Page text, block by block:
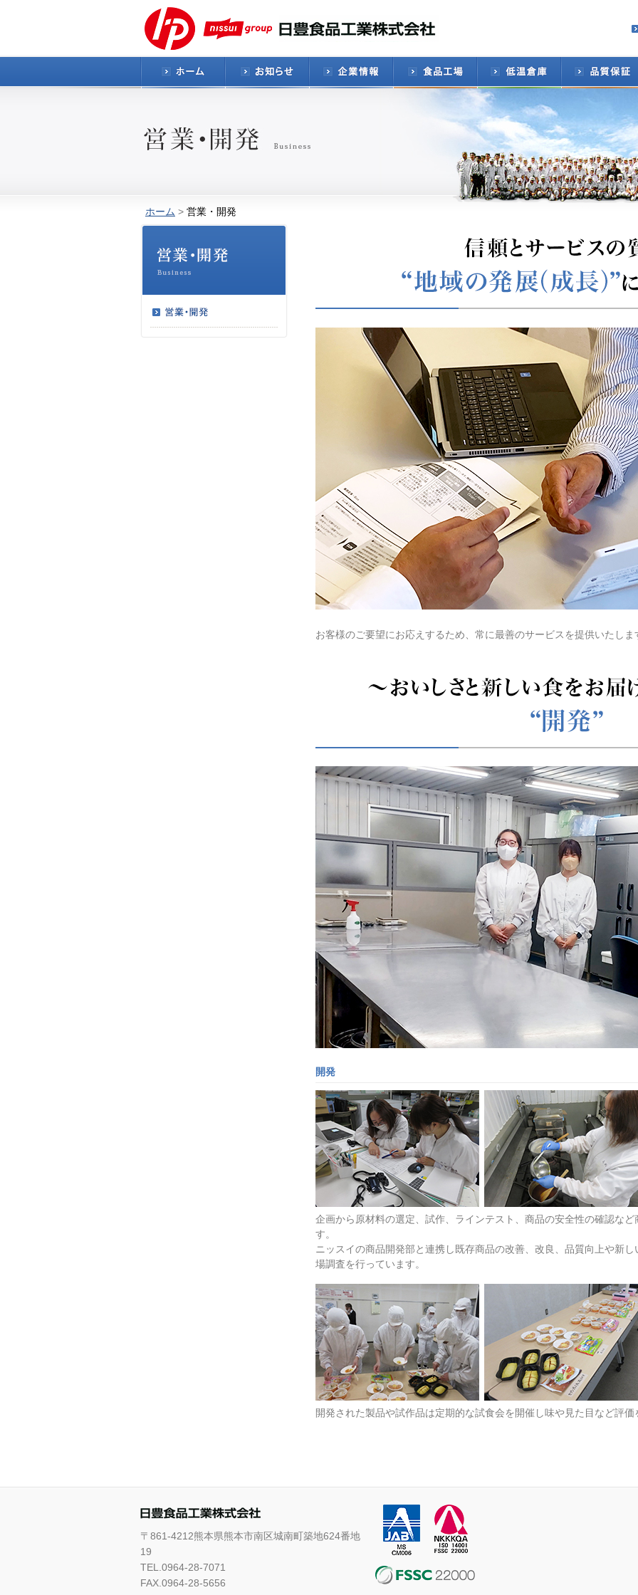
ホーム > 営業・開発
お客様のご要望にお応えするため、常に最善のサービスを提供いたしま
開発
企画から原材料の選定、試作、ラインテスト、商品の安全性の確認な
す。
ニッスイの商品開発部と連携し既存商品の改善、改良、品質向上や新
場調査を行っています。
開発された製品や試作品は定期的な試食会を開催し味や見た目など評
〒861-4212熊本県熊本市南区城南町築地624番地
19
TEL.0964-28-7071
FAX.0964-28-5656